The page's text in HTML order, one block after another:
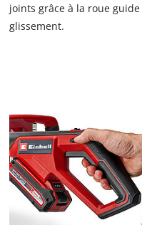
joints grâce à la roue
glissement.